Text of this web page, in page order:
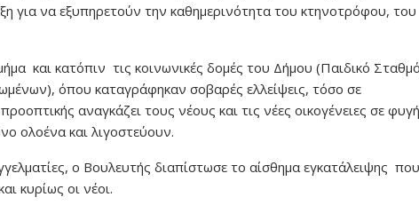
για να εξυπηρετούν την καθημερινότητα του κτηνοτρόφου, του
και κατόπιν τις κοινωνικές δομές του Δήμου (Παιδικό
όπου καταγράφηκαν σοβαρές ελλείψεις, τόσο σε
αναγκάζει τους νέους και τις νέες οικογένειες σε φυγή
ολοένα και λιγοστεύουν.
ο Βουλευτής διαπίστωσε το αίσθημα εγκατάλειψης που
κυρίως οι νέοι.